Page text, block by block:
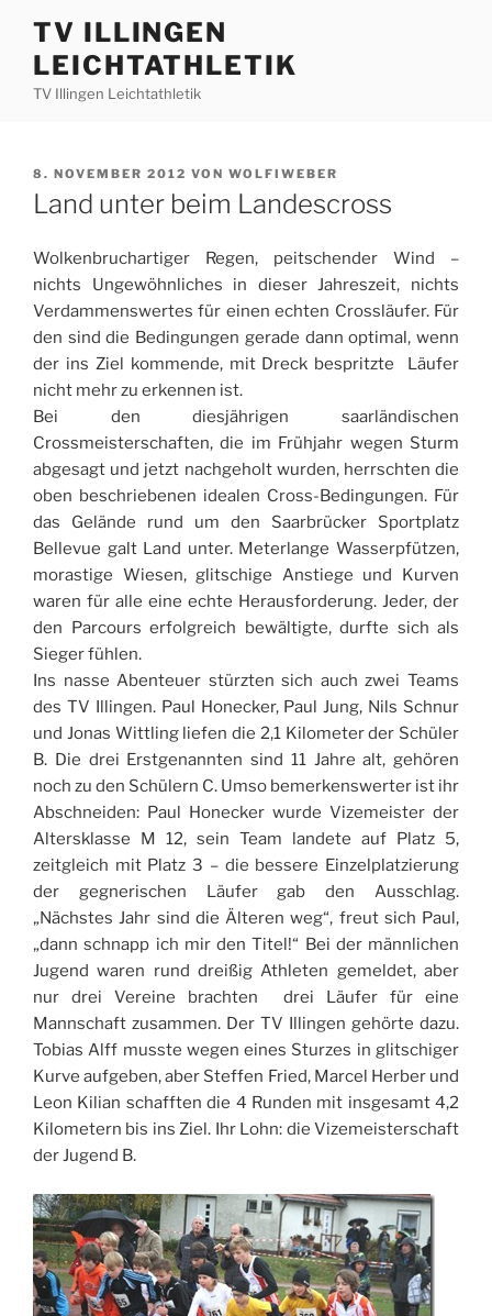
Inhalt
springen
TV ILLINGEN
LEICHTATHLETIK
TV Illingen Leichtathletik
VERÖFFENTLICHT
AM
8. NOVEMBER 2012 VON WOLFIWEBER
Land unter beim Landescross
Wolkenbruchartiger Regen, peitschender Wind –
nichts Ungewöhnliches in dieser Jahreszeit, nichts
Verdammenswertes für einen echten Crossläufer. Für
den sind die Bedingungen gerade dann optimal, wenn
der ins Ziel kommende, mit Dreck bespritzte Läufer
nicht mehr zu erkennen ist.
Bei den diesjährigen saarländischen
Crossmeisterschaften, die im Frühjahr wegen Sturm
abgesagt und jetzt nachgeholt wurden, herrschten die
oben beschriebenen idealen Cross-Bedingungen. Für
das Gelände rund um den Saarbrücker Sportplatz
Bellevue galt Land unter. Meterlange Wasserpfützen,
morastige Wiesen, glitschige Anstiege und Kurven
waren für alle eine echte Herausforderung. Jeder, der
den Parcours erfolgreich bewältigte, durfte sich als
Sieger fühlen.
Ins nasse Abenteuer stürzten sich auch zwei Teams
des TV Illingen. Paul Honecker, Paul Jung, Nils Schnur
und Jonas Wittling liefen die 2,1 Kilometer der Schüler
B. Die drei Erstgenannten sind 11 Jahre alt, gehören
noch zu den Schülern C. Umso bemerkenswerter ist ihr
Abschneiden: Paul Honecker wurde Vizemeister der
Altersklasse M 12, sein Team landete auf Platz 5,
zeitgleich mit Platz 3 – die bessere Einzelplatzierung
der gegnerischen Läufer gab den Ausschlag.
„Nächstes Jahr sind die Älteren weg“, freut sich Paul,
„dann schnapp ich mir den Titel!“ Bei der männlichen
Jugend waren rund dreißig Athleten gemeldet, aber
nur drei Vereine brachten drei Läufer für eine
Mannschaft zusammen. Der TV Illingen gehörte dazu.
Tobias Alff musste wegen eines Sturzes in glitschiger
Kurve aufgeben, aber Steffen Fried, Marcel Herber und
Leon Kilian schafften die 4 Runden mit insgesamt 4,2
Kilometern bis ins Ziel. Ihr Lohn: die Vizemeisterschaft
der Jugend B.